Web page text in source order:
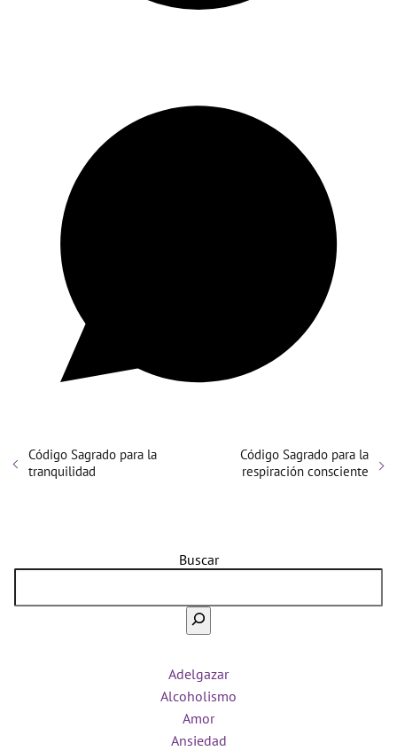
Código Sagrado para la
tranquilidad
Código Sagrado para la
respiración consciente
Buscar
Adelgazar
Alcoholismo
Amor
Ansiedad